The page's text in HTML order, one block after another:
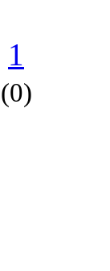
1
(0)